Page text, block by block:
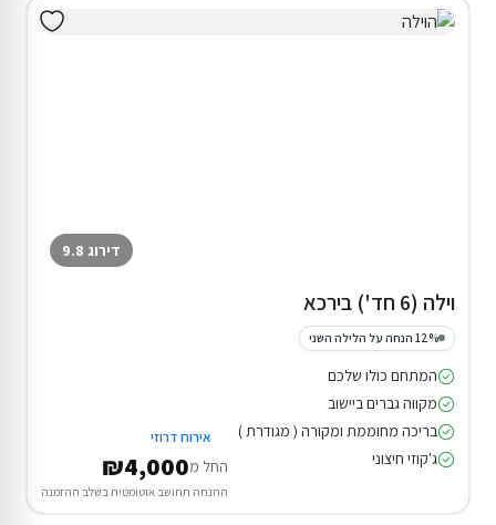
דירוג 9.8
וילה (6 חד') בירכא
12% הנחה על הלילה השני
המתחם כולו שלכם
מקווה גברים ביישוב
בריכה מחוממת ומקורה ( מגודרת )
ג'קוזי חיצוני
אירוח דרוזי
החל מ₪4,000
ההנחה תחושב אוטומטית בשלב ההזמנה